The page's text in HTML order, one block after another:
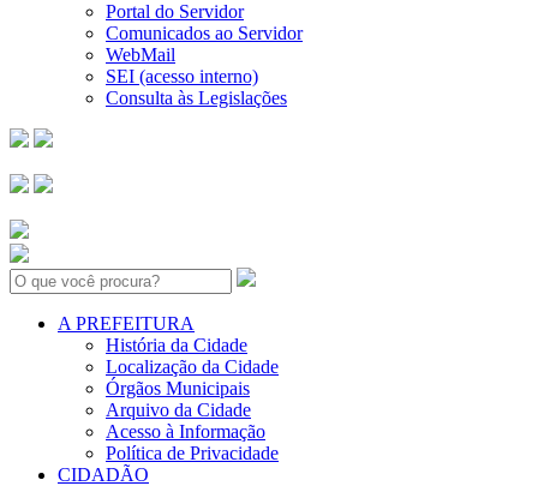
Portal do Servidor
Comunicados ao Servidor
WebMail
SEI (acesso interno)
Consulta às Legislações
Search:
A PREFEITURA
História da Cidade
Localização da Cidade
Órgãos Municipais
Arquivo da Cidade
Acesso à Informação
Política de Privacidade
CIDADÃO